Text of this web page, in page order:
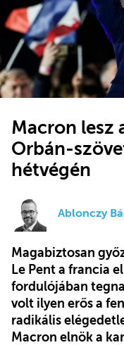
Macron lesz
Orbán-
hétvégén
Ablonczy
Magabiztosan
Le Pent a francia
fordulójában
volt ilyen erős a
radikális
Macron elnök a